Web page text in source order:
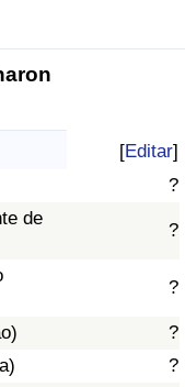
[Editar]
?
de
?
?
?
?
País